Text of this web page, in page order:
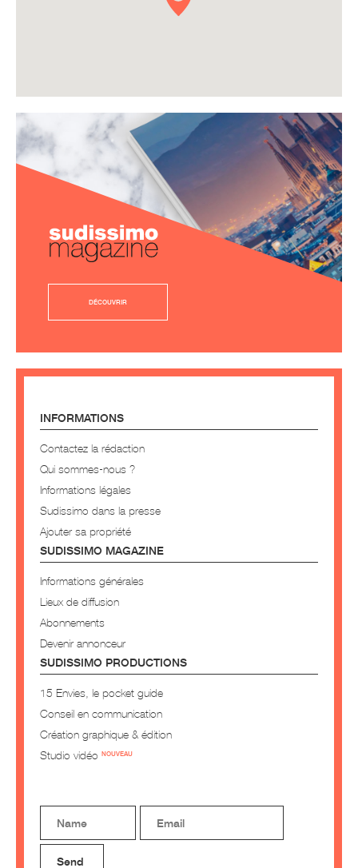
DÉCOUVRIR
INFORMATIONS
Contactez la rédaction
Qui sommes-nous ?
Informations légales
Sudissimo dans la presse
Ajouter sa propriété
SUDISSIMO MAGAZINE
Informations générales
Lieux de diffusion
Abonnements
Devenir annonceur
SUDISSIMO PRODUCTIONS
15 Envies, le pocket guide
Conseil en communication
Création graphique & édition
Studio vidéo NOUVEAU